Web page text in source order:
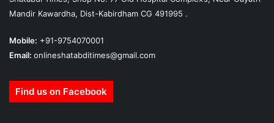
Mandir Kawardha, Dist-Kabirdham CG 491995 .
Mobile: +91-9754070001
Email: onlineshatabditimes@gmail.com
Find us on Facebook